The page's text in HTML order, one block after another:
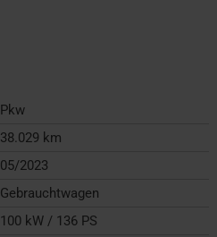
Pkw
38.029 km
05/2023
Gebrauchtwagen
100 kW / 136 PS